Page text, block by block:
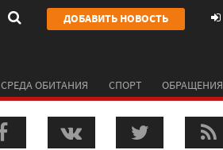
ДОБАВИТЬ НОВОСТЬ
СРЕДА ОБИТАНИЯ СПОРТ ОБРАЩЕНИЯ